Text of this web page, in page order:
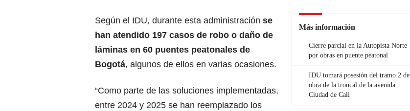
Más información
Cierre parcial en la Autopista Norte
por obras en puente peatonal
IDU tomará posesión del tramo 2 de
obra de la troncal de la avenida
Ciudad de Cali
Según el IDU, durante esta administración se
han atendido 197 casos de robo o daño de
láminas en 60 puentes peatonales de
Bogotá, algunos de ellos en varias ocasiones.
“Como parte de las soluciones implementadas,
entre 2024 y 2025 se han reemplazado los